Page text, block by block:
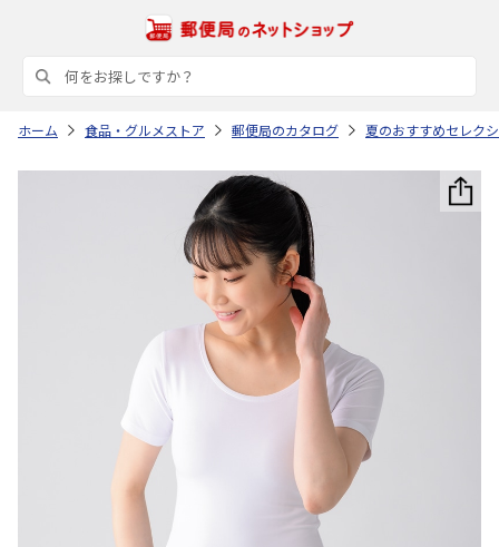
ホーム 食品・グルメストア 郵便局のカタログ 夏のおすすめセレク